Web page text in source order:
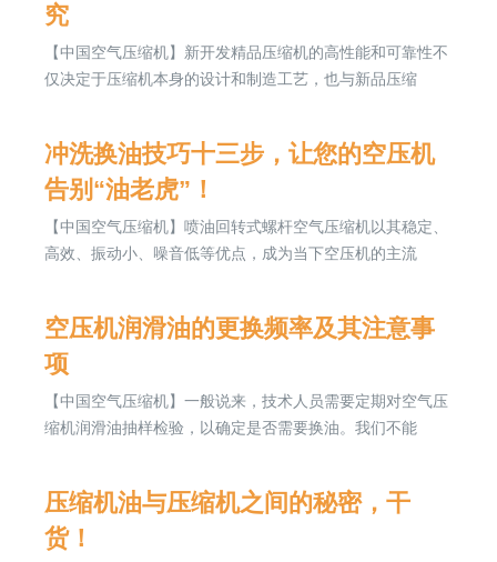
究
【中国空气压缩机】新开发精品压缩机的高性能和可靠性不
仅决定于压缩机本身的设计和制造工艺，也与新品压缩
冲洗换油技巧十三步，让您的空压机
告别“油老虎”！
【中国空气压缩机】喷油回转式螺杆空气压缩机以其稳定、
高效、振动小、噪音低等优点，成为当下空压机的主流
空压机润滑油的更换频率及其注意事
项
【中国空气压缩机】一般说来，技术人员需要定期对空气压
缩机润滑油抽样检验，以确定是否需要换油。我们不能
压缩机油与压缩机之间的秘密，干
货！